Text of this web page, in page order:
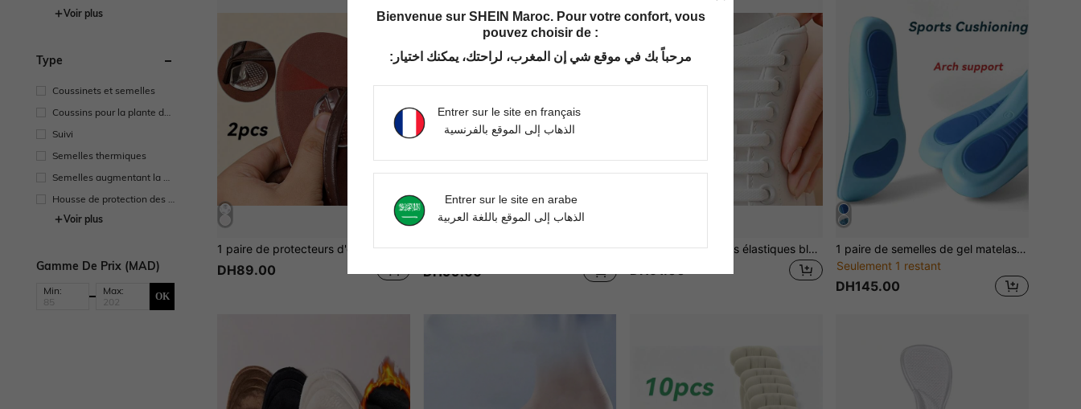
Voir plus
Type
Coussinets et semelles
Coussins pour la plante du
Suivi
Semelles thermiques
Semelles augmentant la ha
Housse de protection des p
iedsVoir plus
Gamme De Prix (MAD)
Min: Max: OK
1 paire de protecteurs d'orteils en silicone confortables, absorbant les chocs, imperméables, anti-friction, convenant pour les tongs et les sandales
DH89.00
NEW 10 pièces Tampons adhésifs double face anti-dérapants et anti-glissement pour fixer la languette de chaussure
DH99.00
16 pièces/set Lacets élastiques blancs sans nœud, design élastique, convient aux chaussures de sport
1 paire de semelles de gel matelassées, insertions de chaussures confortables, coussinets de chaussures de sport et de course unisexes
Seulement 1 restant
DH145.00
Bienvenue sur SHEIN Maroc. Pour votre confort, vous
pouvez choisir de :
مرحباً بك في موقع شي إن المغرب، لراحتك، يمكنك اختيار:
Entrer sur le site en français
الذهاب إلى الموقع بالفرنسية
Entrer sur le site en arabe
الذهاب إلى الموقع باللغة العربية